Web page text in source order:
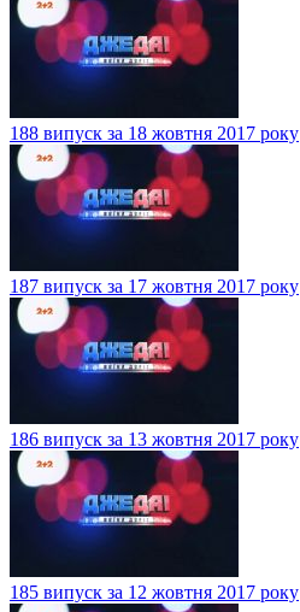
188 випуск за 18 жовтня 2017 року
187 випуск за 17 жовтня 2017 року
186 випуск за 13 жовтня 2017 року
185 випуск за 12 жовтня 2017 року